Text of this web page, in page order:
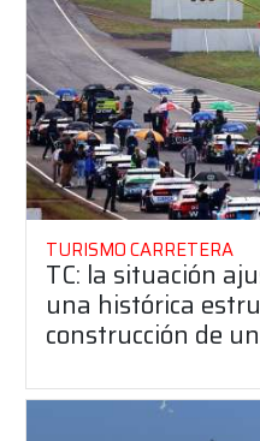
TURISMO CARRETERA
TC: la situación
una histórica
construcción de